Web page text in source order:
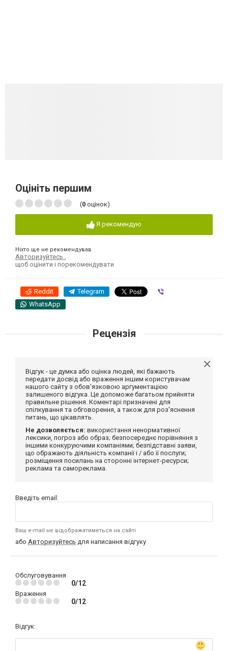
Оцініть першим
(0 оцінок)
Я рекомендую
Ніхто ще не рекомендував
Авторизуйтесь
щоб оцінити і порекомендувати
Reddit Telegram
WhatsApp
Рецензія
Відгук - це думка або оцінка людей, які бажають
передати досвід або враження іншим користувачам
нашого сайту з обов'язковою аргументацією
залишеного відгука. Це допоможе багатьом прийняти
правильне рішення. Коментарі призначені для
спілкування та обговорення, а також для роз'яснення
питань, що цікавлять.
Не дозволяється: використання ненормативної
лексики, погроз або образ; безпосереднє порівняння з
іншими конкуруючими компаніями; безпідставні заяви,
що ображають діяльність компанії і / або її послуги;
розміщення посилань на сторонні інтернет-ресурси;
реклама та самореклама.
Введіть email:
Ваш e-mail не відображатиметься на сайті
або Авторизуйтесь для написання відгуку
Обслуговування
0/12
Враження
0/12
Відгук: